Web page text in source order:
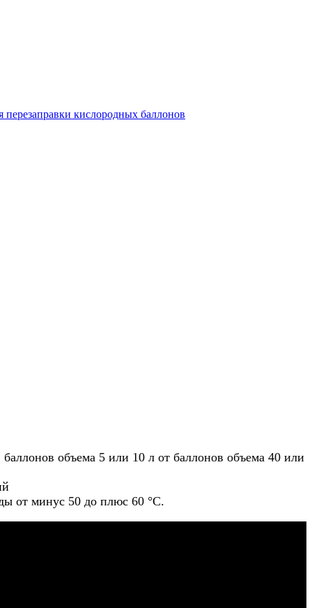
объема 5 или 10 л от баллонов объема 40 или
от минус 50 до плюс 60 °С.